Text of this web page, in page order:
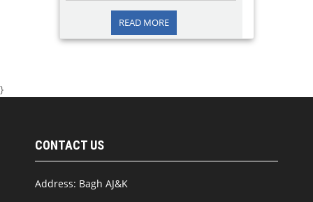
READ MORE
}
CONTACT US
Address: Bagh AJ&K